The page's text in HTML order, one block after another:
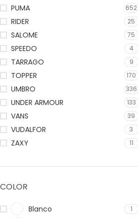
PUMA 652
RIDER 25
SALOME 75
SPEEDO 4
TARRAGO 9
TOPPER 170
UMBRO 336
UNDER ARMOUR 133
VANS 39
VUDALFOR 3
ZAXY 11
COLOR
Blanco 1